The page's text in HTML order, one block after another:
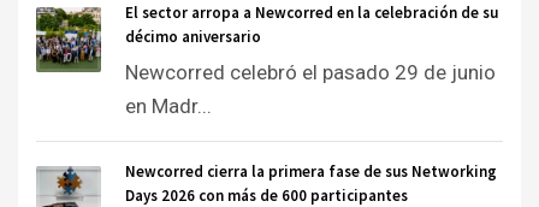
El sector arropa a Newcorred en la celebración de su
décimo aniversario
Newcorred celebró el pasado 29 de junio
en Madr...
Newcorred cierra la primera fase de sus Networking
Days 2026 con más de 600 participantes